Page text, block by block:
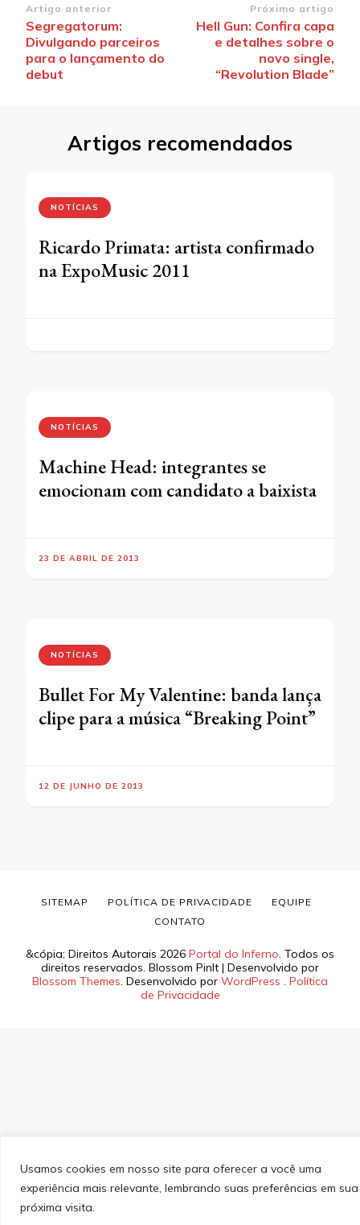
Usamos cookies em nosso site para oferecer a você uma
experiência mais relevante, lembrando suas preferências em sua
próxima visita.
Navegação
de
post
Artigo anterior
Segregatorum:
Divulgando parceiros
para o lançamento do
debut
Próximo artigo
Hell Gun: Confira capa
e detalhes sobre o
novo single,
“Revolution Blade”
Artigos recomendados
NOTÍCIAS
Ricardo Primata: artista confirmado
na ExpoMusic 2011
NOTÍCIAS
Machine Head: integrantes se
emocionam com candidato a baixista
23 DE ABRIL DE 2013
NOTÍCIAS
Bullet For My Valentine: banda lança
clipe para a música “Breaking Point”
12 DE JUNHO DE 2013
&cópia; Direitos Autorais 2026 Portal do Inferno. Todos os
direitos reservados. Blossom PinIt | Desenvolvido por
Blossom Themes. Desenvolvido por WordPress . Política
de Privacidade
SITEMAP POLÍTICA DE PRIVACIDADE
EQUIPE
CONTATO